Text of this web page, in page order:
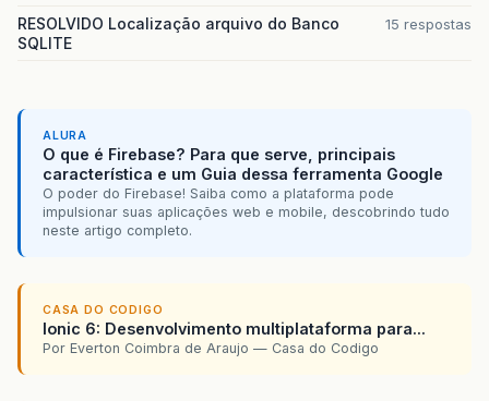
RESOLVIDO Localização arquivo do Banco
SQLITE
15 respostas
ALURA
O que é Firebase? Para que serve, principais
característica e um Guia dessa ferramenta Google
O poder do Firebase! Saiba como a plataforma pode
impulsionar suas aplicações web e mobile, descobrindo tudo
neste artigo completo.
CASA DO CODIGO
Ionic 6: Desenvolvimento multiplataforma para...
Por Everton Coimbra de Araujo — Casa do Codigo